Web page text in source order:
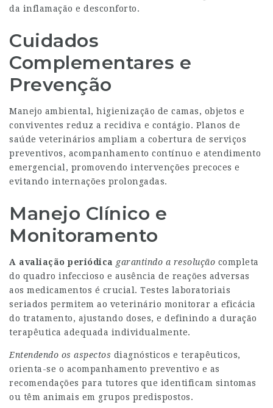
da inflamação e desconforto.
Cuidados
Complementares e
Prevenção
Manejo ambiental, higienização de camas, objetos e
conviventes reduz a recidiva e contágio. Planos de
saúde veterinários ampliam a cobertura de serviços
preventivos, acompanhamento contínuo e atendimento
emergencial, promovendo intervenções precoces e
evitando internações prolongadas.
Manejo Clínico e
Monitoramento
A avaliação periódica garantindo a resolução completa
do quadro infeccioso e ausência de reações adversas
aos medicamentos é crucial. Testes laboratoriais
seriados permitem ao veterinário monitorar a eficácia
do tratamento, ajustando doses, e definindo a duração
terapêutica adequada individualmente.
Entendendo os aspectos diagnósticos e terapêuticos,
orienta-se o acompanhamento preventivo e as
recomendações para tutores que identificam sintomas
ou têm animais em grupos predispostos.